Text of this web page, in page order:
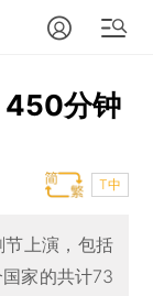
450分钟
T中
上演，包括
国家的共计73